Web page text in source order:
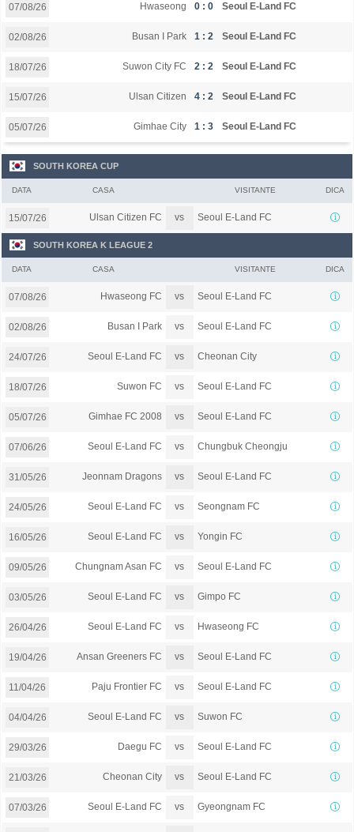
07/08/26 Hwaseong 0 : 0 Seoul E-Land FC
02/08/26 Busan I Park 1 : 2 Seoul E-Land FC
18/07/26 Suwon City FC 2 : 2 Seoul E-Land FC
15/07/26 Ulsan Citizen 4 : 2 Seoul E-Land FC
05/07/26 Gimhae City 1 : 3 Seoul E-Land FC
SOUTH KOREA CUP
DATA CASA VISITANTE DICA
15/07/26 Ulsan Citizen FC vs Seoul E-Land FC
SOUTH KOREA K LEAGUE 2
DATA CASA VISITANTE DICA
07/08/26 Hwaseong FC vs Seoul E-Land FC
02/08/26 Busan I Park vs Seoul E-Land FC
24/07/26 Seoul E-Land FC vs Cheonan City
18/07/26 Suwon FC vs Seoul E-Land FC
05/07/26 Gimhae FC 2008 vs Seoul E-Land FC
07/06/26 Seoul E-Land FC vs Chungbuk Cheongju
31/05/26 Jeonnam Dragons vs Seoul E-Land FC
24/05/26 Seoul E-Land FC vs Seongnam FC
16/05/26 Seoul E-Land FC vs Yongin FC
09/05/26 Chungnam Asan FC vs Seoul E-Land FC
03/05/26 Seoul E-Land FC vs Gimpo FC
26/04/26 Seoul E-Land FC vs Hwaseong FC
19/04/26 Ansan Greeners FC vs Seoul E-Land FC
11/04/26 Paju Frontier FC vs Seoul E-Land FC
04/04/26 Seoul E-Land FC vs Suwon FC
29/03/26 Daegu FC vs Seoul E-Land FC
21/03/26 Cheonan City vs Seoul E-Land FC
07/03/26 Seoul E-Land FC vs Gyeongnam FC